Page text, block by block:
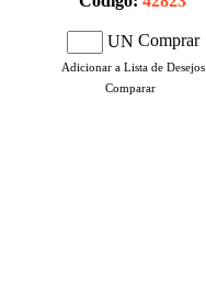
UN Comprar
Adicionar a Lista de Desejos
Comparar